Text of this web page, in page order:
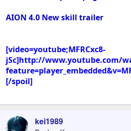
AION 4.0 New skill trailer
[video=youtube;MFRCxc8-
jSc]http://www.youtube.com/
[/spoil]
kei1989